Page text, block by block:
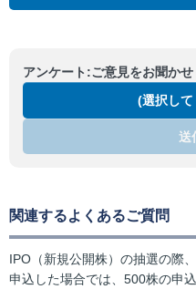
アンケート:ご意見をお聞か
(選択し
送
関連するよくあるご質問
IPO（新規公開株）の抽選の際
申込した場合では、500株の申